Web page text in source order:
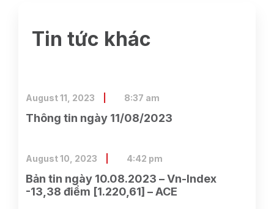
Tin tức khác
Thông tin ngày 11/08/2023
August 11, 2023 8:37 am
Bản tin ngày 10.08.2023 – Vn-Index
-13,38 điểm [1.220,61] – ACE
August 10, 2023 4:42 pm